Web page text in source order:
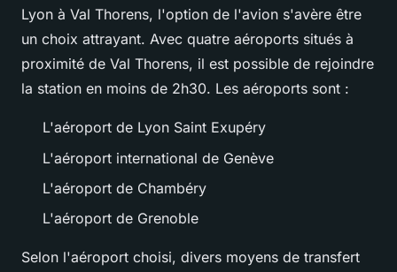
Lyon à Val Thorens, l'option de l'avion s'avère être
un choix attrayant. Avec quatre aéroports situés à
proximité de Val Thorens, il est possible de rejoindre
la station en moins de 2h30. Les aéroports sont :
L'aéroport de Lyon Saint Exupéry
L'aéroport international de Genève
L'aéroport de Chambéry
L'aéroport de Grenoble
Selon l'aéroport choisi, divers moyens de transfert